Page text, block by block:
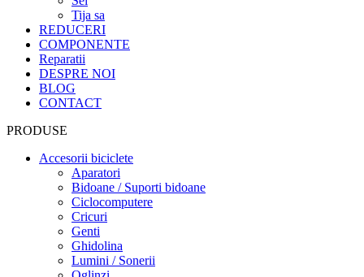
Tija sa
REDUCERI
COMPONENTE
Reparatii
DESPRE NOI
BLOG
CONTACT
PRODUSE
Accesorii biciclete
Aparatori
Bidoane / Suporti bidoane
Ciclocomputere
Cricuri
Genti
Ghidolina
Lumini / Sonerii